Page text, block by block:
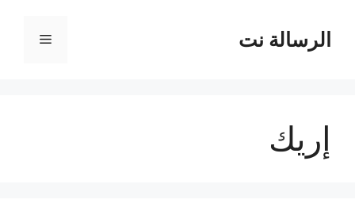
المحتوىالرسالة نت القائمة
إريك